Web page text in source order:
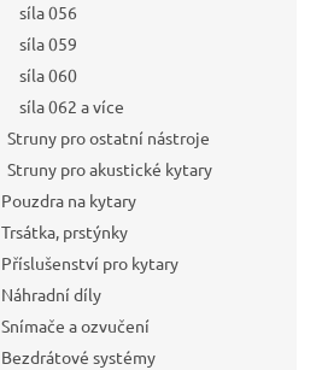
síla 056
síla 059
síla 060
síla 062 a více
Struny pro ostatní nástroje
Struny pro akustické kytary
Pouzdra na kytary
Trsátka, prstýnky
Příslušenství pro kytary
Náhradní díly
Snímače a ozvučení
Bezdrátové systémy